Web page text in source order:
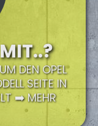
DEN OPEL
SEITE IN
➡️ MEHR